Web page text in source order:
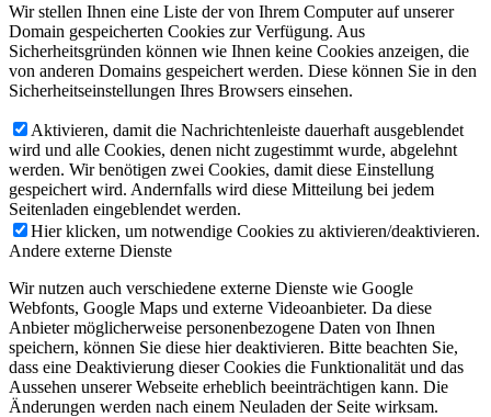
Wir stellen Ihnen eine Liste der von Ihrem Computer auf unserer
Domain gespeicherten Cookies zur Verfügung. Aus
Sicherheitsgründen können wie Ihnen keine Cookies anzeigen, die
von anderen Domains gespeichert werden. Diese können Sie in den
Sicherheitseinstellungen Ihres Browsers einsehen.
Aktivieren, damit die Nachrichtenleiste dauerhaft ausgeblendet
wird und alle Cookies, denen nicht zugestimmt wurde, abgelehnt
werden. Wir benötigen zwei Cookies, damit diese Einstellung
gespeichert wird. Andernfalls wird diese Mitteilung bei jedem
Seitenladen eingeblendet werden.
Hier klicken, um notwendige Cookies zu aktivieren/deaktivieren.
Andere externe Dienste
Wir nutzen auch verschiedene externe Dienste wie Google
Webfonts, Google Maps und externe Videoanbieter. Da diese
Anbieter möglicherweise personenbezogene Daten von Ihnen
speichern, können Sie diese hier deaktivieren. Bitte beachten Sie,
dass eine Deaktivierung dieser Cookies die Funktionalität und das
Aussehen unserer Webseite erheblich beeinträchtigen kann. Die
Änderungen werden nach einem Neuladen der Seite wirksam.